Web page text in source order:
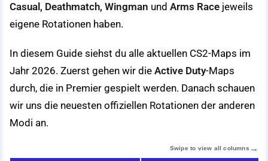
Casual, Deathmatch, Wingman und Arms Race jeweils
eigene Rotationen haben.
In diesem Guide siehst du alle aktuellen CS2-Maps im
Jahr 2026. Zuerst gehen wir die Active Duty-Maps
durch, die in Premier gespielt werden. Danach schauen
wir uns die neuesten offiziellen Rotationen der anderen
Modi an.
Swipe to view all columns